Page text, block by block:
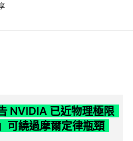
NVIDIA 已近物理極限
可繞過摩爾定律瓶頸